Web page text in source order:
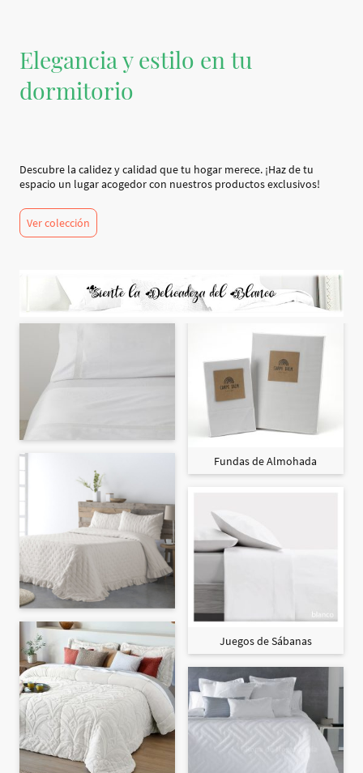
Elegancia y estilo en tu
dormitorio
Descubre la calidez y calidad que tu hogar merece. ¡Haz de tu
espacio un lugar acogedor con nuestros productos exclusivos!
Ver colección
Fundas de Almohada
Juegos de Sábanas